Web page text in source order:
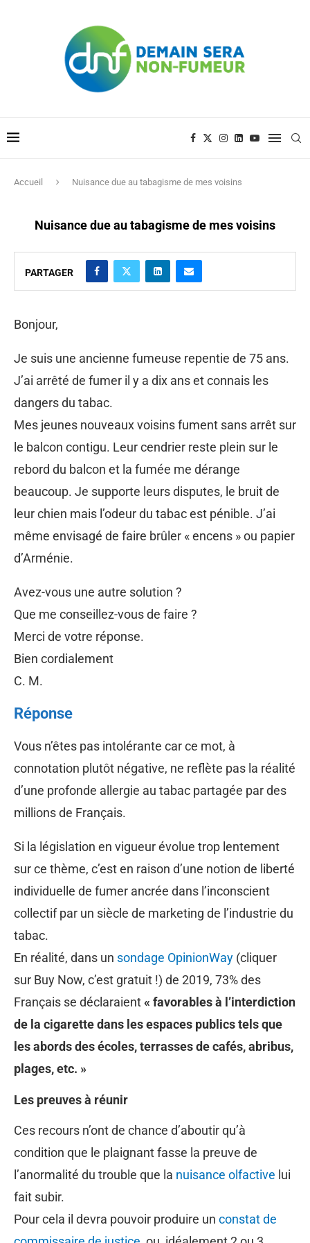
Accueil Nuisance due au tabagisme de mes voisins
Nuisance due au tabagisme de mes voisins
PARTAGER
Bonjour,
Je suis une ancienne fumeuse repentie de 75 ans.
J’ai arrêté de fumer il y a dix ans et connais les
dangers du tabac.
Mes jeunes nouveaux voisins fument sans arrêt sur
le balcon contigu. Leur cendrier reste plein sur le
rebord du balcon et la fumée me dérange
beaucoup. Je supporte leurs disputes, le bruit de
leur chien mais l’odeur du tabac est pénible. J’ai
même envisagé de faire brûler « encens » ou papier
d’Arménie.
Avez-vous une autre solution ?
Que me conseillez-vous de faire ?
Merci de votre réponse.
Bien cordialement
C. M.
Réponse
Vous n’êtes pas intolérante car ce mot, à
connotation plutôt négative, ne reflète pas la réalité
d’une profonde allergie au tabac partagée par des
millions de Français.
Si la législation en vigueur évolue trop lentement
sur ce thème, c’est en raison d’une notion de liberté
individuelle de fumer ancrée dans l’inconscient
collectif par un siècle de marketing de l’industrie du
tabac.
En réalité, dans un sondage OpinionWay (cliquer
sur Buy Now, c’est gratuit !) de 2019, 73% des
Français se déclaraient« favorables à l’interdiction
de la cigarette dans les espaces publics tels que
les abords des écoles, terrasses de cafés, abribus,
plages, etc. »
Les preuves à réunir
Ces recours n’ont de chance d’aboutir qu’à
condition que le plaignant fasse la preuve de
l’anormalité du trouble que la nuisance olfactive lui
fait subir.
Pour cela il devra pouvoir produire un constat de